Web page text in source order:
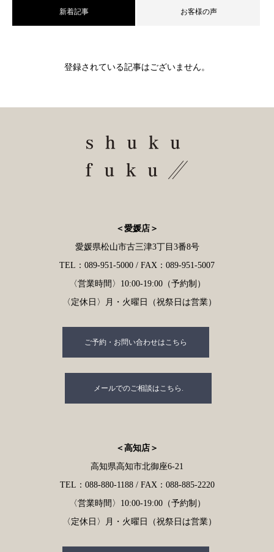
新着記事 お客様の声
登録されている記事はございません。
＜愛媛店＞
愛媛県松山市古三津3丁目3番8号
TEL：089-951-5000 / FAX：089-951-5007
〈営業時間〉10:00-19:00（予約制）
〈定休日〉月・火曜日（祝祭日は営業）
ご予約・お問い合わせはこちら
メールでのご相談はこちら.
＜高知店＞
高知県高知市北御座6-21
TEL：088-880-1188 / FAX：088-885-2220
〈営業時間〉10:00-19:00（予約制）
〈定休日〉月・火曜日（祝祭日は営業）